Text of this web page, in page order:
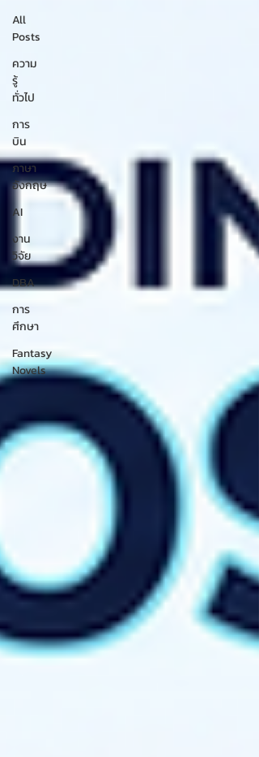
All
Posts
ความ
รู้
ทั่วไป
การ
บิน
ภาษา
อังกฤษ
AI
งาน
วิจัย
DBA
การ
ศึกษา
Fantasy
Novels